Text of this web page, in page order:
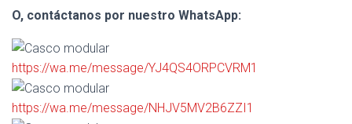
O, contáctanos por nuestro WhatsApp:
https://wa.me/message/YJ4QS4ORPCVRM1
https://wa.me/message/NHJV5MV2B6ZZI1